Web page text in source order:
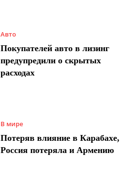
Авто
Покупателей авто в лизинг
предупредили о скрытых
расходах
В мире
Потеряв влияние в Карабахе,
Россия потеряла и Армению